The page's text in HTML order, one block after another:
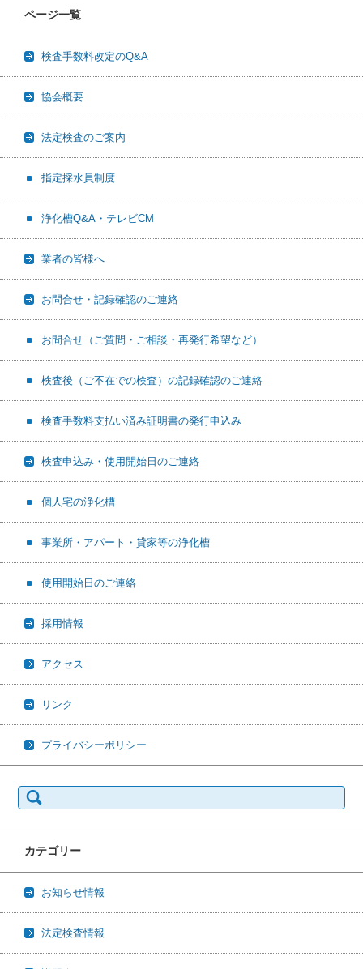
ページ一覧
検査手数料改定のQ&A
協会概要
法定検査のご案内
指定採水員制度
浄化槽Q&A・テレビCM
業者の皆様へ
お問合せ・記録確認のご連絡
お問合せ（ご質問・ご相談・再発行希望など）
検査後（ご不在での検査）の記録確認のご連絡
検査手数料支払い済み証明書の発行申込み
検査申込み・使用開始日のご連絡
個人宅の浄化槽
事業所・アパート・貸家等の浄化槽
使用開始日のご連絡
採用情報
アクセス
リンク
プライバシーポリシー
検索:
カテゴリー
お知らせ情報
法定検査情報